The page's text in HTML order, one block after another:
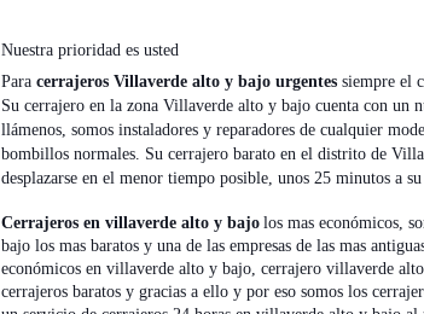
Nuestra prioridad es usted
Paracerrajeros Villaverde alto y bajo urgentes siempre el
Su cerrajero en la zona Villaverde alto y bajo cuenta con un
llámenos, somos instaladores y reparadores de cualquier
bombillos normales. Su cerrajero barato en el distrito de
desplazarse en el menor tiempo posible, unos 25 minutos a
Cerrajeros en villaverde alto y bajo los mas económicos,
bajo los mas baratos y una de las empresas de las mas
económicos en villaverde alto y bajo, cerrajero villaverde
cerrajeros baratos y gracias a ello y por eso somos los